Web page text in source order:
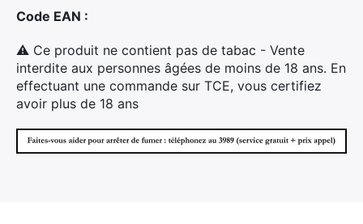
Code EAN :
⚠ Ce produit ne contient pas de tabac - Vente
interdite aux personnes âgées de moins de 18 ans. En
effectuant une commande sur TCE, vous certifiez
avoir plus de 18 ans